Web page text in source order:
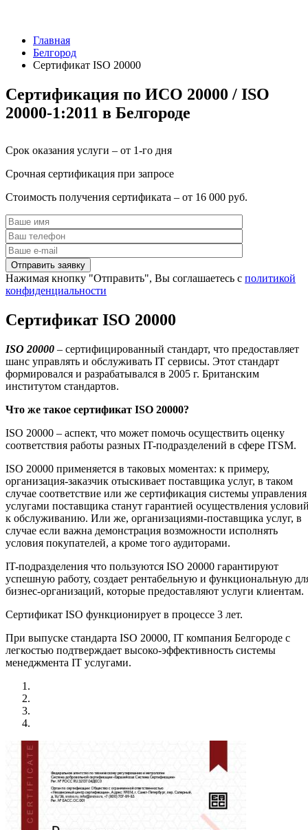
Главная
Белгород
Сертификат ISO 20000
Сертификация по ИСО 20000 / ISO
20000-1:2011 в Белгороде
Срок оказания услуги – от 1-го дня
Срочная сертификация при запросе
Стоимость получения сертификата – от 16 000 руб.
Нажимая кнопку "Отправить", Вы соглашаетесь с политикой
конфиденциальности
Сертификат ISO 20000
ISO 20000 – сертифицированный стандарт, что предоставляет
шанс управлять и обслуживать IT сервисы. Этот стандарт
формировался и разрабатывался в 2005 г. Британским
институтом стандартов.
Что же такое сертификат ISO 20000?
ISO 20000 – аспект, что может помочь осуществить оценку
соответствия работы разных IT-подразделений в сфере ITSM.
ISO 20000 применяется в таковых моментах: к примеру,
организация-заказчик отыскивает поставщика услуг, в таком
случае соответствие или же сертификация системы управления
услугами поставщика станут гарантией осуществления
к обслуживанию. Или же, организациями-поставщика услуг, в
случае если важна демонстрация возможности исполнять
условия покупателей, а кроме того аудиторами.
IT-подразделения что пользуются ISO 20000 гарантируют
успешную работу, создает рентабельную и функциональную
бизнес-организаций, которые предоставляют услуги клиентам.
Сертификат ISO функционирует в процессе 3 лет.
При выпуске стандарта ISO 20000, IT компания Белгороде с
легкостью подтверждает высоко-эффективность системы
менеджмента IT услугами.